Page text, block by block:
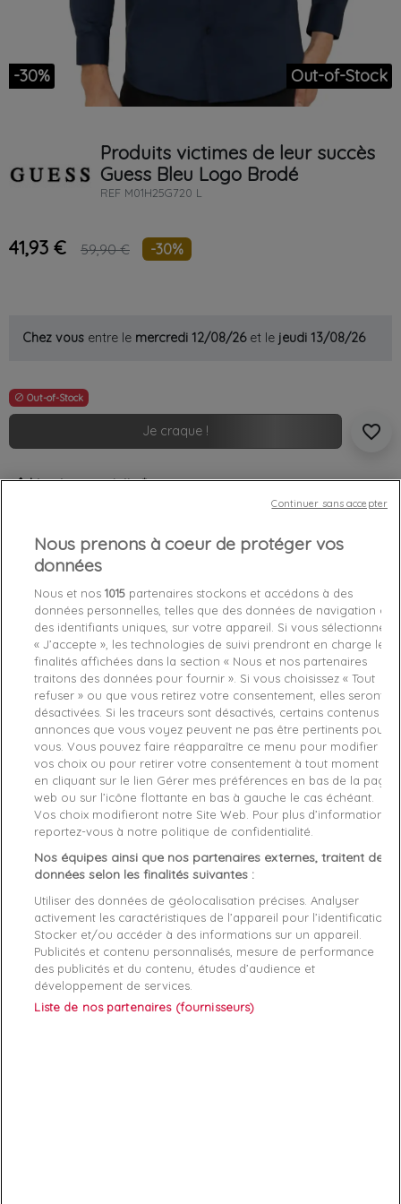
-30% Out-of-Stock
Produits victimes de leur succès
Guess Bleu Logo Brodé
REF M01H25G720 L
41,93 € 59,90 € -30%
Chez vous entre le mercredi 12/08/26et le jeudi 13/08/26
 Out-of-Stock
Je craque ! favorite_border
Livraison gratuite *
Caractéristiques produit
Détails du produit Fabriquant
Référence M01H25G720 L
Fiche technique
Couleur Bleu
Matière Coton
Genre Homme
Rayon Vetement
Démarque 30 %
Références spécifiques
EAN-13 7618584015629
Nous prenons à coeur de protéger vos
données
Nous et nos1015 partenaires stockons et accédons à des
données personnelles, telles que des données de navigation ou
des identifiants uniques, sur votre appareil. Si vous sélectionnez
« J’accepte », les technologies de suivi prendront en charge les
finalités affichées dans la section « Nous et nos partenaires
traitons des données pour fournir ». Si vous choisissez « Tout
refuser » ou que vous retirez votre consentement, elles seront
désactivées. Si les traceurs sont désactivés, certains contenus et
annonces que vous voyez peuvent ne pas être pertinents pour
vous. Vous pouvez faire réapparaître ce menu pour modifier
vos choix ou pour retirer votre consentement à tout moment
en cliquant sur le lien Gérer mes préférences en bas de la page
web ou sur l’icône flottante en bas à gauche le cas échéant.
Vos choix modifieront notre Site Web. Pour plus d’informations,
reportez-vous à notre politique de confidentialité.
Nos équipes ainsi que nos partenaires externes, traitent des
données selon les finalités suivantes :
Utiliser des données de géolocalisation précises. Analyser
activement les caractéristiques de l’appareil pour l’identification.
Stocker et/ou accéder à des informations sur un appareil.
Publicités et contenu personnalisés, mesure de performance
des publicités et du contenu, études d’audience et
développement de services.
Liste de nos partenaires (fournisseurs)
Continuer sans accepter